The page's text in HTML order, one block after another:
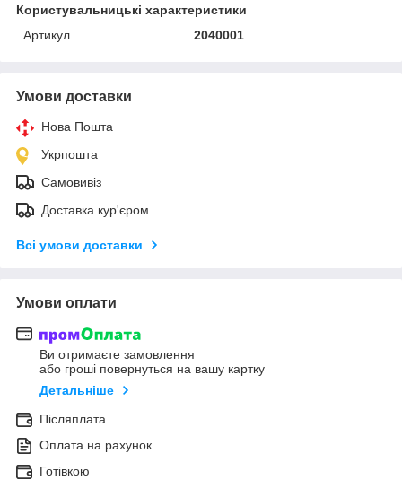
Користувальницькі характеристики
Артикул
2040001
Умови доставки
Нова Пошта
Укрпошта
Самовивіз
Доставка кур'єром
Всі умови доставки
Умови оплати
Ви отримаєте замовлення
або гроші повернуться на вашу картку
Детальніше
Післяплата
Оплата на рахунок
Готівкою